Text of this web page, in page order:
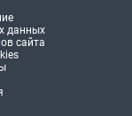
данных
сайта